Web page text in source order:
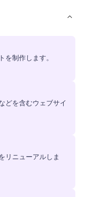
制作します。
どを含むウェブサイ
リニューアルしま